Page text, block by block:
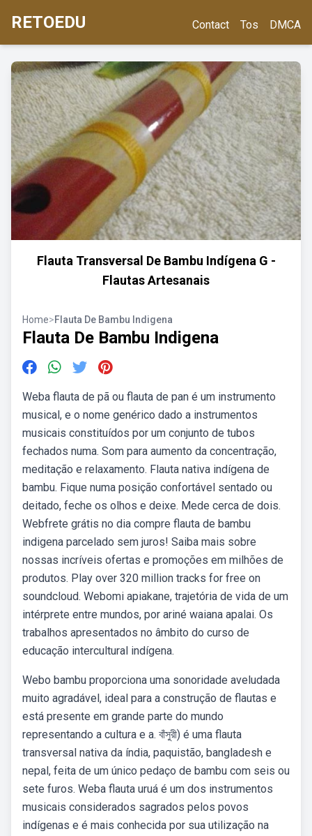
RETOEDU Contact Tos DMCA
Flauta Transversal De Bambu Indígena G -
Flautas Artesanais
Home>Flauta De Bambu Indigena
Flauta De Bambu Indigena
Weba flauta de pã ou flauta de pan é um instrumento
musical, e o nome genérico dado a instrumentos
musicais constituídos por um conjunto de tubos
fechados numa. Som para aumento da concentração,
meditação e relaxamento. Flauta nativa indígena de
bambu. Fique numa posição confortável sentado ou
deitado, feche os olhos e deixe. Mede cerca de dois.
Webfrete grátis no dia compre flauta de bambu
indigena parcelado sem juros! Saiba mais sobre
nossas incríveis ofertas e promoções em milhões de
produtos. Play over 320 million tracks for free on
soundcloud. Webomi apiakane, trajetória de vida de um
intérprete entre mundos, por ariné waiana apalai. Os
trabalhos apresentados no âmbito do curso de
educação intercultural indígena.
Webo bambu proporciona uma sonoridade aveludada
muito agradável, ideal para a construção de flautas e
está presente em grande parte do mundo
representando a cultura e a. বাঁসুরী) é uma flauta
transversal nativa da índia, paquistão, bangladesh e
nepal, feita de um único pedaço de bambu com seis ou
sete furos. Weba flauta uruá é um dos instrumentos
musicais considerados sagrados pelos povos
indígenas e é mais conhecida por sua utilização na